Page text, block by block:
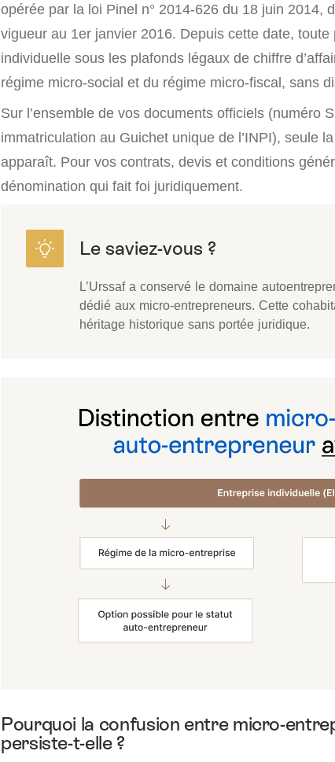
opérée par la loi Pinel n° 2014-626 du 18 juin 2014,
vigueur au 1er janvier 2016. Depuis cette date,
individuelle sous les plafonds légaux de chiffre
régime micro-social et du régime micro-fiscal, sans
Sur l’ensemble de vos documents officiels (numéro
immatriculation au Guichet unique de l’INPI), seule
apparaît. Pour vos contrats, devis et conditions
dénomination qui fait foi juridiquement.
L’Urssaf a conservé le domaine
dédié aux micro-entrepreneurs. Cette
héritage historique sans portée juridique.
Pourquoi la confusion entre micro-
persiste-t-elle ?